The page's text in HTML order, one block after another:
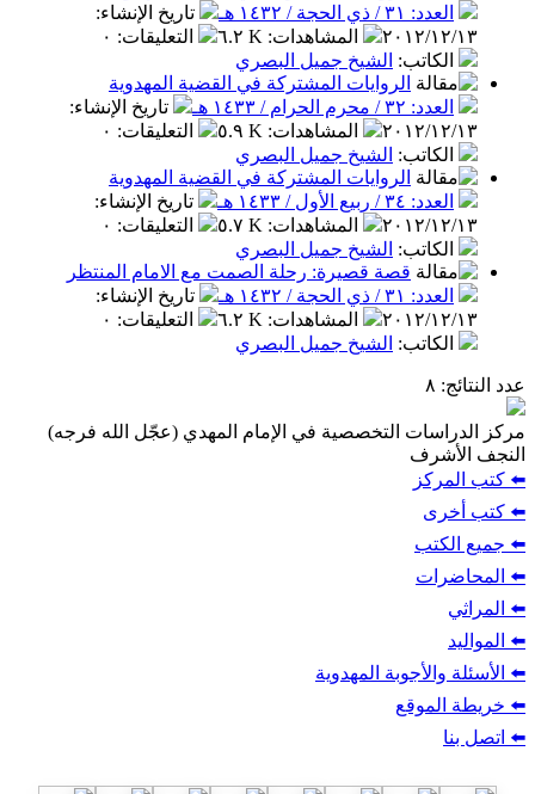
العدد: ٣١ / ذي الحجة / ١٤٣٢ هـ
تاريخ الإنشاء:
٢٠١٢/١٢/١٣
المشاهدات: ٦.٢ K التعليقات: ٠
الكاتب: الشيخ جميل البصري
الروايات المشتركة في القضية المهدوية
العدد: ٣٢ / محرم الحرام / ١٤٣٣ هـ
تاريخ الإنشاء:
٢٠١٢/١٢/١٣
المشاهدات: ٥.٩ K التعليقات: ٠
الكاتب: الشيخ جميل البصري
الروايات المشتركة في القضية المهدوية
العدد: ٣٤ / ربيع الأول / ١٤٣٣ هـ
تاريخ الإنشاء:
٢٠١٢/١٢/١٣
المشاهدات: ٥.٧ K التعليقات: ٠
الكاتب: الشيخ جميل البصري
قصة قصيرة: رحلة الصمت مع الامام المنتظر
العدد: ٣١ / ذي الحجة / ١٤٣٢ هـ
تاريخ الإنشاء:
٢٠١٢/١٢/١٣
المشاهدات: ٦.٢ K التعليقات: ٠
الكاتب: الشيخ جميل البصري
عدد النتائج: ٨
مركز الدراسات التخصصية في الإمام المهدي (عجّل الله فرجه)
النجف الأشرف
⬅️ كتب المركز
⬅️ كتب أخرى
⬅️ جميع الكتب
⬅️ المحاضرات
⬅️ المراثي
⬅️ المواليد
⬅️ الأسئلة والأجوبة المهدوية
⬅️ خريطة الموقع
⬅️ اتصل بنا